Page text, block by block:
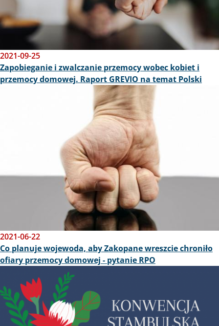
2021-09-25
Zapobieganie i zwalczanie przemocy wobec kobiet i
przemocy domowej. Raport GREVIO na temat Polski
2021-06-22
Co planuje wojewoda, aby Zakopane wreszcie chroniło
ofiary przemocy domowej - pytanie RPO